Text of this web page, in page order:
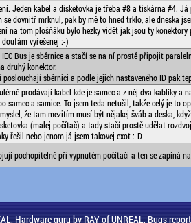
Jeden kabel a disketovka je třeba #8 a tiskárna #4. Já
se dovnitř mrknul, pak by mě to hned trklo, ale dneska
na tom plošňáku bylo hezky vidět jak jsou ty konektory
vyřešenej :-)
IEC Bus je sběrnice a stačí se na ní prostě připojit
druhý konektor.
poslouchají sběrnici a podle jejich nastaveného ID pak
prodávají kabel kde je samec a z něj dva kablíky a
samec a samice. To jsem teda netušil, takže celý je to
že tam mezitím musí být nějakej šváb a deska,
(malej počítač) a tady stačí prostě udělat
řešil nebo jenom já jsem takovej exot :-D
pochopitelně při vypnutém počítači a ten se zapíná
Hardware guru by RAY of UNREAL, Bugs